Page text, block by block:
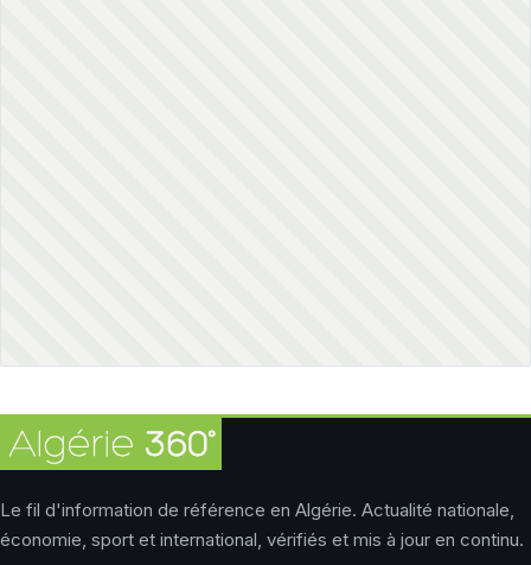
Le fil d'information de référence en Algérie. Actualité nationale,
économie, sport et international, vérifiés et mis à jour en continu.